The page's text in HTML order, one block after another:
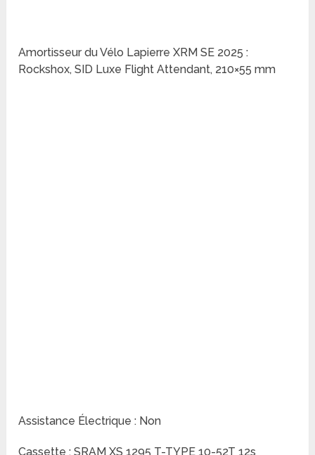
Amortisseur du Vélo Lapierre XRM SE 2025 :
Rockshox, SID Luxe Flight Attendant, 210×55 mm
Assistance Électrique : Non
Cassette : SRAM XS 1295 T-TYPE 10-52T 12s